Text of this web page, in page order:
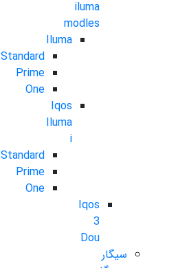
iluma
modles
Iluma
Standard
Prime
One
Iqos
Iluma
i
Standard
Prime
One
Iqos
3
Dou
سیگار